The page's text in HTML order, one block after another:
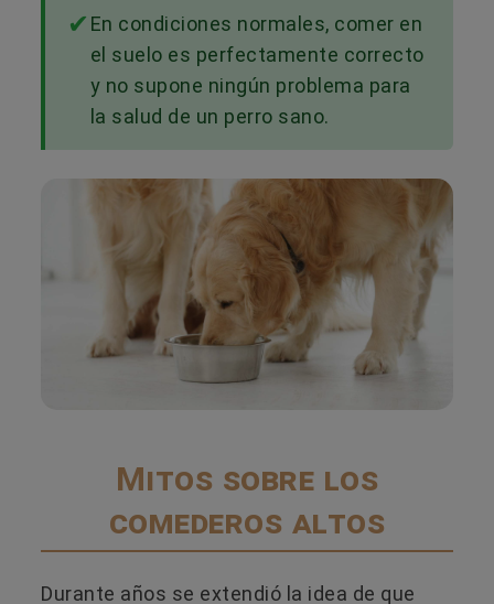
En condiciones normales, comer en
el suelo es perfectamente correcto
y no supone ningún problema para
la salud de un perro sano.
Mitos sobre los
comederos altos
Durante años se extendió la idea de que